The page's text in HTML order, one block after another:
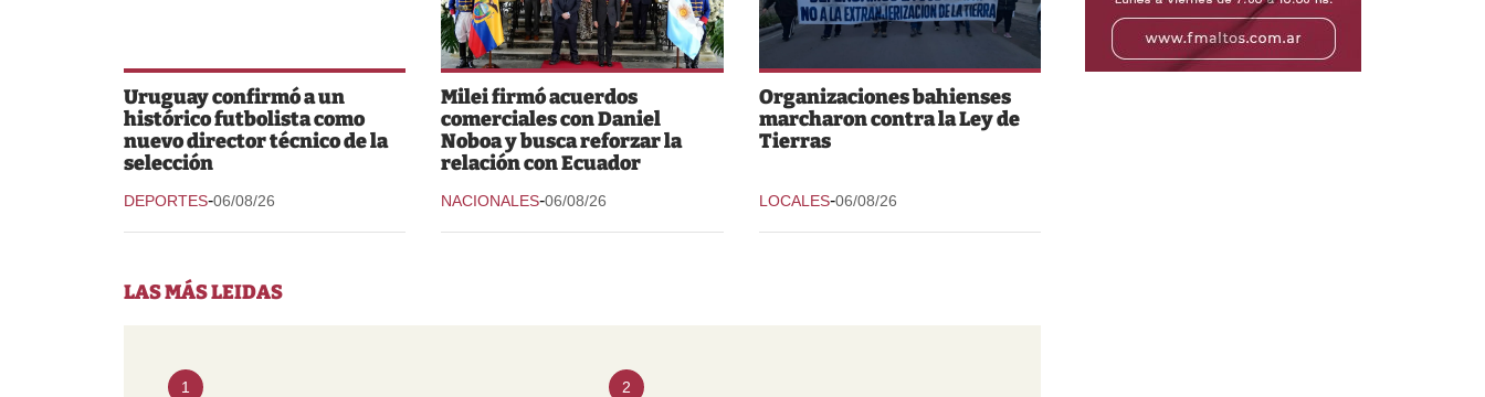
Uruguay confirmó a un
histórico futbolista como
nuevo director técnico de la
selección
DEPORTES-06/08/26
Milei firmó acuerdos
comerciales con Daniel
Noboa y busca reforzar la
relación con Ecuador
NACIONALES-06/08/26
Organizaciones bahienses
marcharon contra la Ley de
Tierras
LOCALES-06/08/26
LAS MÁS LEIDAS
1 2